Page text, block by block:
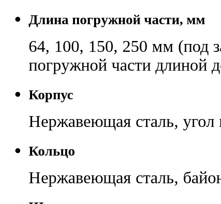
Длина погружной части, мм
64, 100, 150, 250 мм (под
погружной части длиной
Корпус
Нержавеющая сталь, угол
Кольцо
Нержавеющая сталь,